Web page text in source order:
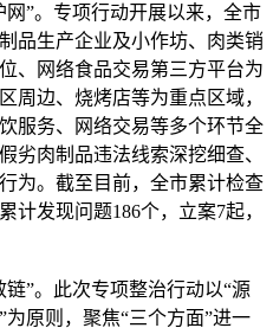
”。专项行动开展以来，全市
品生产企业及小作坊、肉类销
、网络食品交易第三方平台为
周边、烧烤店等为重点区域，
服务、网络交易等多个环节全
劣肉制品违法线索深挖细查、
为。截至目前，全市累计检查
计发现问题186个，立案7起，
”。此次专项整治行动以“源
原则，聚焦“三个方面”进一